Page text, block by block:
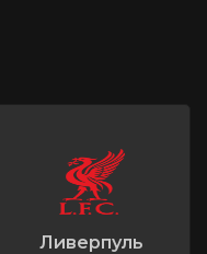
Ливерпуль